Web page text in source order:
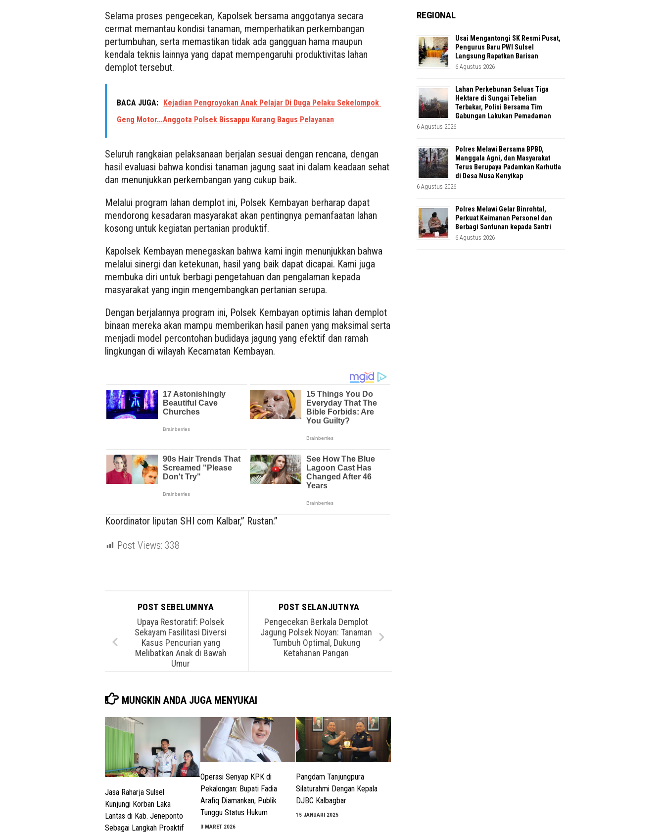
Selama proses pengecekan, Kapolsek bersama anggotanya secara
cermat memantau kondisi tanaman, memperhatikan perkembangan
pertumbuhan, serta memastikan tidak ada gangguan hama maupun
kendala teknis lainnya yang dapat mempengaruhi produktivitas lahan
demplot tersebut.
BACA JUGA: Kejadian Pengroyokan Anak Pelajar Di Duga Pelaku Sekelompok
Geng Motor...Anggota Polsek Bissappu Kurang Bagus Pelayanan
Seluruh rangkaian pelaksanaan berjalan sesuai dengan rencana, dengan
hasil evaluasi bahwa kondisi tanaman jagung saat ini dalam keadaan sehat
dan menunjukkan perkembangan yang cukup baik.
Melalui program lahan demplot ini, Polsek Kembayan berharap dapat
mendorong kesadaran masyarakat akan pentingnya pemanfaatan lahan
kosong untuk kegiatan pertanian produktif.
Kapolsek Kembayan menegaskan bahwa kami ingin menunjukkan bahwa
melalui sinergi dan ketekunan, hasil yang baik dapat dicapai. Kami juga
membuka diri untuk berbagi pengetahuan dan pengalaman kepada
masyarakat yang ingin mengembangkan pertanian serupa.
Dengan berjalannya program ini, Polsek Kembayan optimis lahan demplot
binaan mereka akan mampu memberikan hasil panen yang maksimal serta
menjadi model percontohan budidaya jagung yang efektif dan ramah
lingkungan di wilayah Kecamatan Kembayan.
Koordinator liputan SHI com Kalbar,” Rustan.”
Post Views: 338
POST SELANJUTNYA
Pengecekan Berkala Demplot
Jagung Polsek Noyan: Tanaman
Tumbuh Optimal, Dukung
Ketahanan Pangan
POST SEBELUMNYA
Upaya Restoratif: Polsek
Sekayam Fasilitasi Diversi
Kasus Pencurian yang
Melibatkan Anak di Bawah
Umur
MUNGKIN ANDA JUGA MENYUKAI
Jasa Raharja Sulsel
Kunjungi Korban Laka
Lantas di Kab. Jeneponto
Sebagai Langkah Proaktif
Operasi Senyap KPK di
Pekalongan: Bupati Fadia
Arafiq Diamankan, Publik
Tunggu Status Hukum
3 MARET 2026
Pangdam Tanjungpura
Silaturahmi Dengan Kepala
DJBC Kalbagbar
15 JANUARI 2025
REGIONAL
Usai Mengantongi SK Resmi Pusat,
Pengurus Baru PWI Sulsel
Langsung Rapatkan Barisan
6 Agustus 2026
Lahan Perkebunan Seluas Tiga
Hektare di Sungai Tebelian
Terbakar, Polisi Bersama Tim
Gabungan Lakukan Pemadaman
6 Agustus 2026
Polres Melawi Bersama BPBD,
Manggala Agni, dan Masyarakat
Terus Berupaya Padamkan Karhutla
di Desa Nusa Kenyikap
6 Agustus 2026
Polres Melawi Gelar Binrohtal,
Perkuat Keimanan Personel dan
Berbagi Santunan kepada Santri
6 Agustus 2026